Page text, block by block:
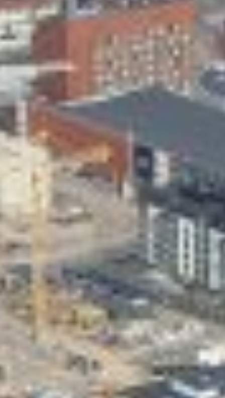
Skeittihalli
Varhaiskasvatus
Ateria- ja välipalamaksut
Mämminiemi
Taideapteekki
Kirjasto
Valon Kaupunki
Lasten Lysti & LystiKylä-festivaali
Ohje
English